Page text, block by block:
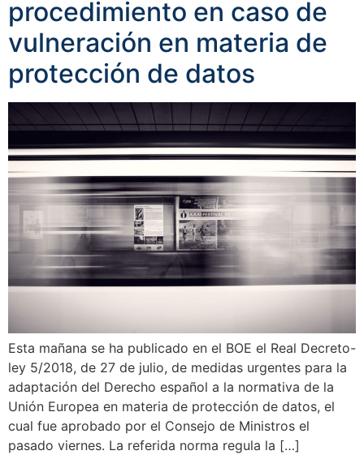
procedimiento en caso de
vulneración en materia de
protección de datos
Esta mañana se ha publicado en el BOE el Real Decreto-
ley 5/2018, de 27 de julio, de medidas urgentes para la
adaptación del Derecho español a la normativa de la
Unión Europea en materia de protección de datos, el
cual fue aprobado por el Consejo de Ministros el
pasado viernes. La referida norma regula la […]